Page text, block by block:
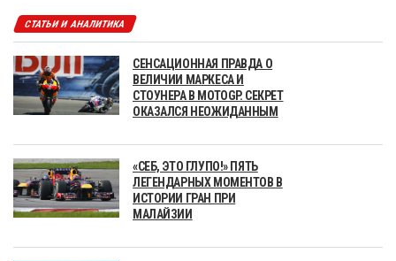
СТАТЬИ И АНАЛИТИКА
СЕНСАЦИОННАЯ ПРАВДА О
ВЕЛИЧИИ МАРКЕСА И
СТОУНЕРА В MOTOGP. СЕКРЕТ
ОКАЗАЛСЯ НЕОЖИДАННЫМ
«СЕБ, ЭТО ГЛУПО!» ПЯТЬ
ЛЕГЕНДАРНЫХ МОМЕНТОВ В
ИСТОРИИ ГРАН ПРИ
МАЛАЙЗИИ